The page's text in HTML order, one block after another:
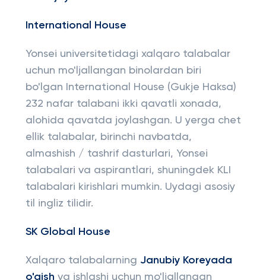
International House
Yonsei universitetidagi xalqaro talabalar
uchun mo'ljallangan binolardan biri
bo'lgan International House (Gukje Haksa)
232 nafar talabani ikki qavatli xonada,
alohida qavatda joylashgan. U yerga chet
ellik talabalar, birinchi navbatda,
almashish / tashrif dasturlari, Yonsei
talabalari va aspirantlari, shuningdek KLI
talabalari kirishlari mumkin. Uydagi asosiy
til ingliz tilidir.
SK Global House
Xalqaro talabalarning Janubiy Koreyada
o'qish va ishlashi uchun mo'ljallangan